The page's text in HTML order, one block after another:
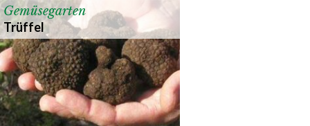
Gemüsegarten
Trüffel